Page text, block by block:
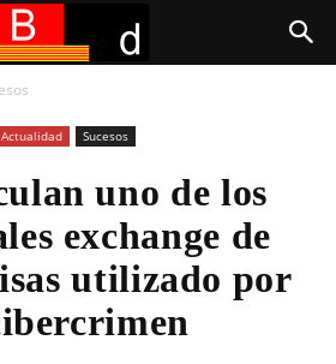
Actualidad Sucesos
uno de los
exchange de
utilizado por